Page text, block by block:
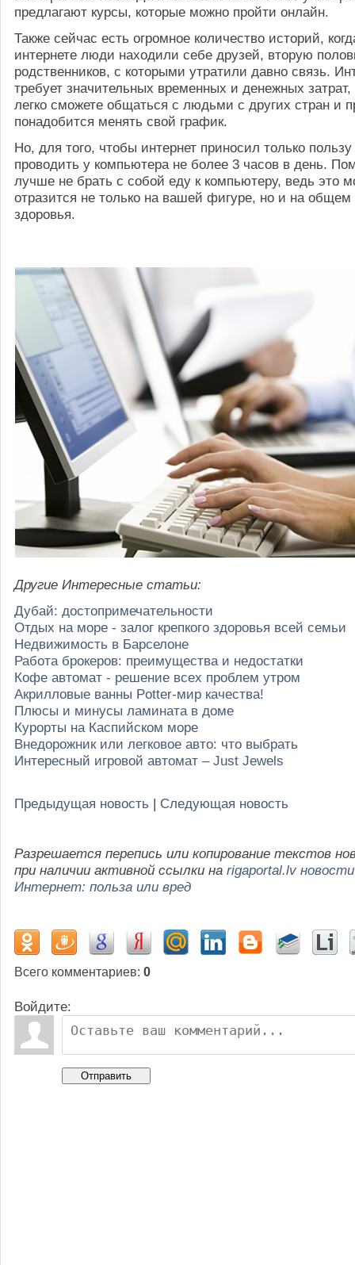
предлагают курсы, которые можно пройти онлайн.
Также сейчас есть огромное количество историй,
интернете люди находили себе друзей, вторую
родственников, с которыми утратили давно связь.
требует значительных временных и денежных
легко сможете общаться с людьми с других стран и
понадобится менять свой график.
Но, для того, чтобы интернет приносил только
проводить у компьютера не более 3 часов в день.
лучше не брать с собой еду к компьютеру, ведь это
отразится не только на вашей фигуре, но и на общем
здоровья.
Другие Интересные статьи:
Дубай: достопримечательности
Отдых на море - залог крепкого здоровья всей семьи
Недвижимость в Барселоне
Работа брокеров: преимущества и недостатки
Кофе автомат - решение всех проблем утром
Акрилловые ванны Potter-мир качества!
Плюсы и минусы ламината в доме
Курорты на Каспийском море
Внедорожник или легковое авто: что выбрать
Интересный игровой автомат – Just Jewels
Предыдущая новость | Следующая новость
Разрешается перепись или копирование текстов
при наличии активной ссылки на rigaportal.lv новости
Интернет: польза или вред
Всего комментариев: 0
Войдите:
Отправить